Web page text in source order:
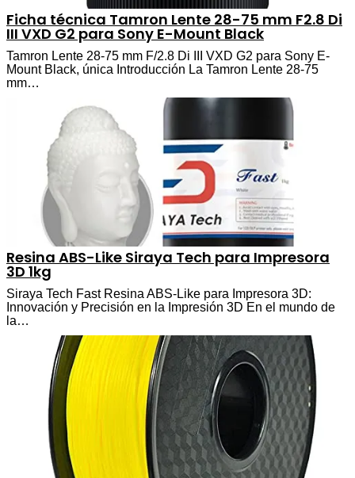
Ficha técnica Tamron Lente 28-75 mm F2.8 Di
III VXD G2 para Sony E-Mount Black
Tamron Lente 28-75 mm F/2.8 Di III VXD G2 para Sony E-
Mount Black, única Introducción La Tamron Lente 28-75
mm…
Resina ABS-Like Siraya Tech para Impresora
3D 1kg
Siraya Tech Fast Resina ABS-Like para Impresora 3D:
Innovación y Precisión en la Impresión 3D En el mundo de
la…